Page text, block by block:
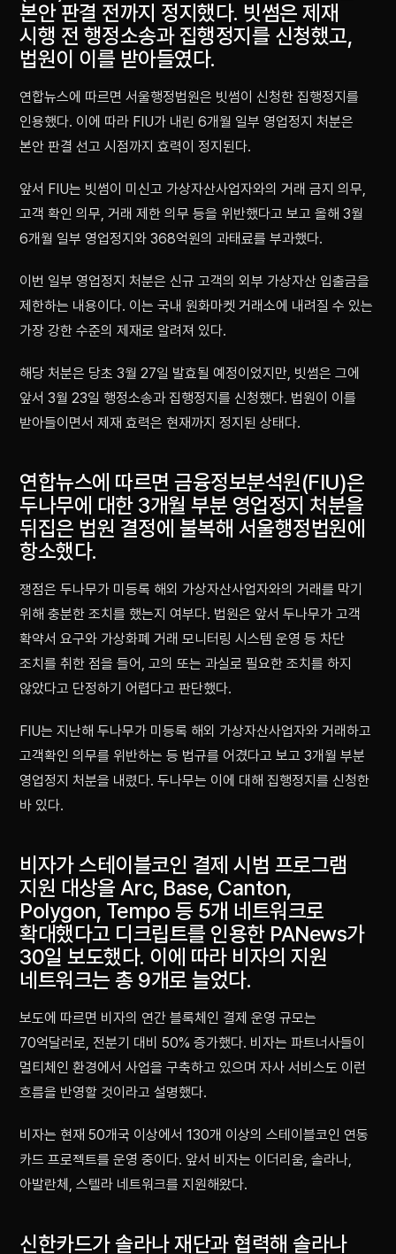
본안 판결 전까지 정지했다. 빗썸은 제재
시행 전 행정소송과 집행정지를 신청했고,
법원이 이를 받아들였다.
연합뉴스에 따르면 서울행정법원은 빗썸이 신청한 집행정지를
인용했다. 이에 따라 FIU가 내린 6개월 일부 영업정지 처분은
본안 판결 선고 시점까지 효력이 정지된다.
앞서 FIU는 빗썸이 미신고 가상자산사업자와의 거래 금지 의무,
고객 확인 의무, 거래 제한 의무 등을 위반했다고 보고 올해 3월
6개월 일부 영업정지와 368억원의 과태료를 부과했다.
이번 일부 영업정지 처분은 신규 고객의 외부 가상자산 입출금을
제한하는 내용이다. 이는 국내 원화마켓 거래소에 내려질 수 있는
가장 강한 수준의 제재로 알려져 있다.
해당 처분은 당초 3월 27일 발효될 예정이었지만, 빗썸은 그에
앞서 3월 23일 행정소송과 집행정지를 신청했다. 법원이 이를
받아들이면서 제재 효력은 현재까지 정지된 상태다.
연합뉴스에 따르면 금융정보분석원(FIU)은
두나무에 대한 3개월 부분 영업정지 처분을
뒤집은 법원 결정에 불복해 서울행정법원에
항소했다.
쟁점은 두나무가 미등록 해외 가상자산사업자와의 거래를 막기
위해 충분한 조치를 했는지 여부다. 법원은 앞서 두나무가 고객
확약서 요구와 가상화폐 거래 모니터링 시스템 운영 등 차단
조치를 취한 점을 들어, 고의 또는 과실로 필요한 조치를 하지
않았다고 단정하기 어렵다고 판단했다.
FIU는 지난해 두나무가 미등록 해외 가상자산사업자와 거래하고
고객확인 의무를 위반하는 등 법규를 어겼다고 보고 3개월 부분
영업정지 처분을 내렸다. 두나무는 이에 대해 집행정지를 신청한
바 있다.
비자가 스테이블코인 결제 시범 프로그램
지원 대상을 Arc, Base, Canton,
Polygon, Tempo 등 5개 네트워크로
확대했다고 디크립트를 인용한 PANews가
30일 보도했다. 이에 따라 비자의 지원
네트워크는 총 9개로 늘었다.
보도에 따르면 비자의 연간 블록체인 결제 운영 규모는
70억달러로, 전분기 대비 50% 증가했다. 비자는 파트너사들이
멀티체인 환경에서 사업을 구축하고 있으며 자사 서비스도 이런
흐름을 반영할 것이라고 설명했다.
비자는 현재 50개국 이상에서 130개 이상의 스테이블코인 연동
카드 프로젝트를 운영 중이다. 앞서 비자는 이더리움, 솔라나,
아발란체, 스텔라 네트워크를 지원해왔다.
신한카드가 솔라나 재단과 협력해 솔라나